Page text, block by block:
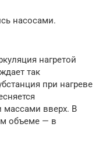
насосами.
нагретой
так
при нагреве
вверх. В
объеме — в